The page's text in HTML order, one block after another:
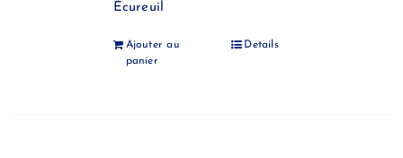
Écureuil
Ajouter au
panier
Details